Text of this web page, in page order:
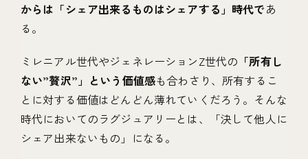
からは「シェア出来るものはシェアする」時代であ
る。
ミレニアル世代やジェネレーションZ世代の 「所有し
ない”贅沢”」という価値感も合わさり、所有するこ
とに対する価値はどんどん薄れていくだろう。そんな
時代においてのラグジュアリーとは、「決して他人に
シェア出来ないもの」になる。